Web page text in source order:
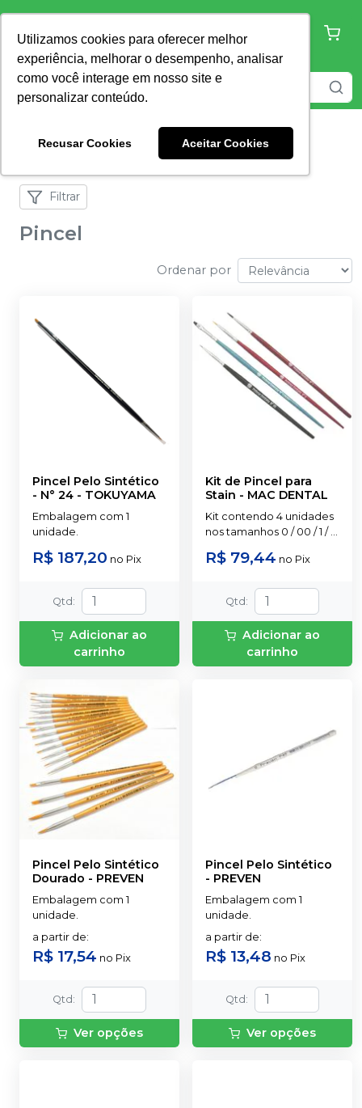
Utilizamos cookies para oferecer melhor
experiência, melhorar o desempenho, analisar
como você interage em nosso site e
personalizar conteúdo.
Recusar Cookies Aceitar Cookies
Prótese Clínica Pincel
Filtrar
Pincel
Ordenar por
Pincel Pelo Sintético
- N° 24 - TOKUYAMA
Embalagem com 1
unidade.
R$ 187,20 no Pix
Qtd :
Adicionar ao
carrinho
Kit de Pincel para
Stain - MAC DENTAL
Kit contendo 4 unidades
nos tamanhos 0 / 00 / 1 / 1
chato
R$ 79,44 no Pix
Qtd :
Adicionar ao
carrinho
Pincel Pelo Sintético
Dourado - PREVEN
Embalagem com 1
unidade.
a partir de:
R$ 17,54 no Pix
Qtd :
Ver opções
Pincel Pelo Sintético
- PREVEN
Embalagem com 1
unidade.
a partir de:
R$ 13,48 no Pix
Qtd :
Ver opções